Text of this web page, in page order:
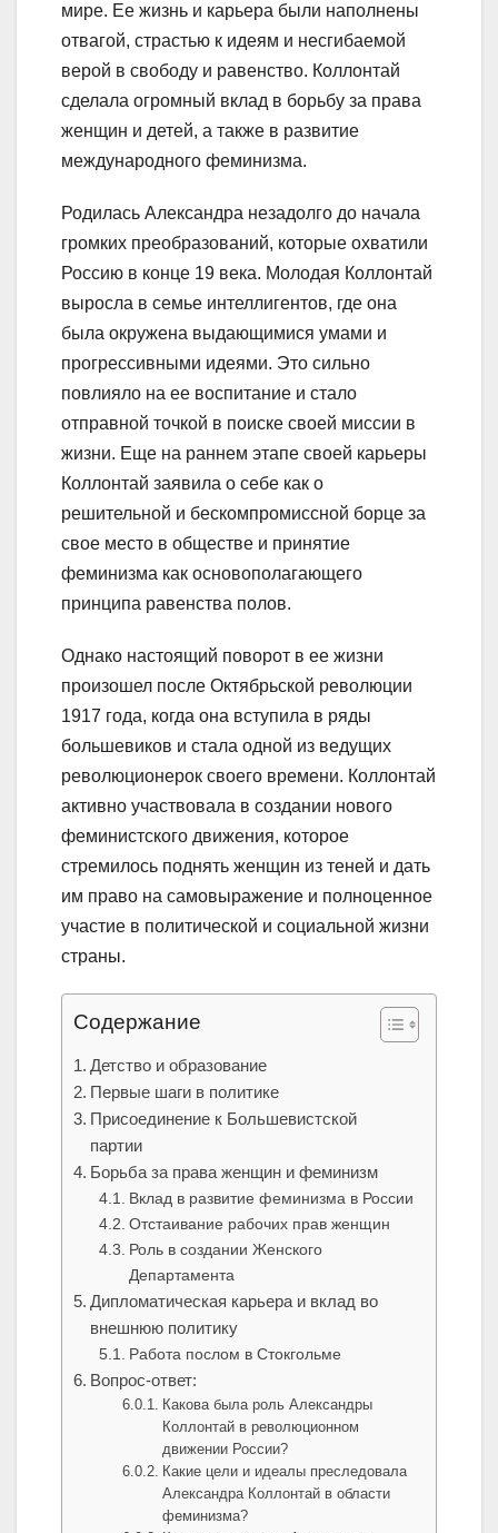
мире. Ее жизнь и карьера были наполнены
отвагой, страстью к идеям и несгибаемой
верой в свободу и равенство. Коллонтай
сделала огромный вклад в борьбу за права
женщин и детей, а также в развитие
международного феминизма.
Родилась Александра незадолго до начала
громких преобразований, которые охватили
Россию в конце 19 века. Молодая Коллонтай
выросла в семье интеллигентов, где она
была окружена выдающимися умами и
прогрессивными идеями. Это сильно
повлияло на ее воспитание и стало
отправной точкой в поиске своей миссии в
жизни. Еще на раннем этапе своей карьеры
Коллонтай заявила о себе как о
решительной и бескомпромиссной борце за
свое место в обществе и принятие
феминизма как основополагающего
принципа равенства полов.
Однако настоящий поворот в ее жизни
произошел после Октябрьской революции
1917 года, когда она вступила в ряды
большевиков и стала одной из ведущих
революционерок своего времени. Коллонтай
активно участвовала в создании нового
феминистского движения, которое
стремилось поднять женщин из теней и дать
им право на самовыражение и полноценное
участие в политической и социальной жизни
страны.
Содержание
Детство и образование
Первые шаги в политике
Присоединение к Большевистской
партии
Борьба за права женщин и феминизм
Вклад в развитие феминизма в России
Отстаивание рабочих прав женщин
Роль в создании Женского
Департамента
Дипломатическая карьера и вклад во
внешнюю политику
Работа послом в Стокгольме
Вопрос-ответ:
Какова была роль Александры
Коллонтай в революционном
движении России?
Какие цели и идеалы преследовала
Александра Коллонтай в области
феминизма?